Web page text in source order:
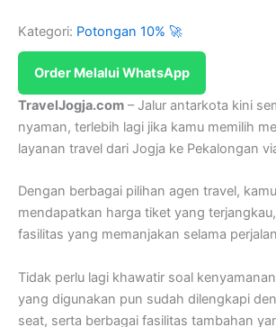
Kategori: Potongan 10% 🚀
Order Melalui WhatsApp
TravelJogja.com – Jalur antarkota kini
nyaman, terlebih lagi jika kamu memilih
layanan travel dari Jogja ke Pekalongan
Dengan berbagai pilihan agen travel,
mendapatkan harga tiket yang
fasilitas yang memanjakan selama
Tidak perlu lagi khawatir soal
yang digunakan pun sudah dilengkapi
seat, serta berbagai fasilitas tambahan